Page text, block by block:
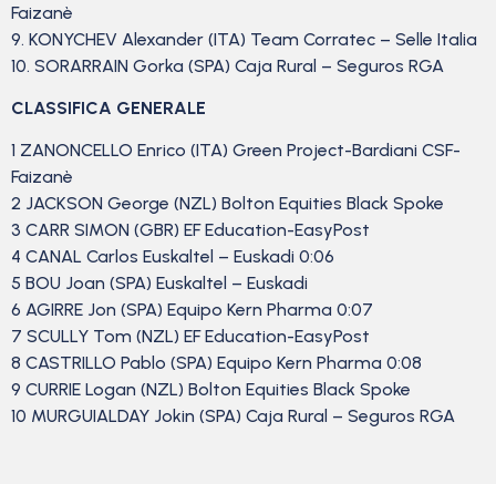
Faizanè
9. KONYCHEV Alexander (ITA) Team Corratec – Selle Italia
10. SORARRAIN Gorka (SPA) Caja Rural – Seguros RGA
CLASSIFICA GENERALE
1 ZANONCELLO Enrico (ITA) Green Project-Bardiani CSF-
Faizanè
2 JACKSON George (NZL) Bolton Equities Black Spoke
3 CARR SIMON (GBR) EF Education-EasyPost
4 CANAL Carlos Euskaltel – Euskadi 0:06
5 BOU Joan (SPA) Euskaltel – Euskadi
6 AGIRRE Jon (SPA) Equipo Kern Pharma 0:07
7 SCULLY Tom (NZL) EF Education-EasyPost
8 CASTRILLO Pablo (SPA) Equipo Kern Pharma 0:08
9 CURRIE Logan (NZL) Bolton Equities Black Spoke
10 MURGUIALDAY Jokin (SPA) Caja Rural – Seguros RGA